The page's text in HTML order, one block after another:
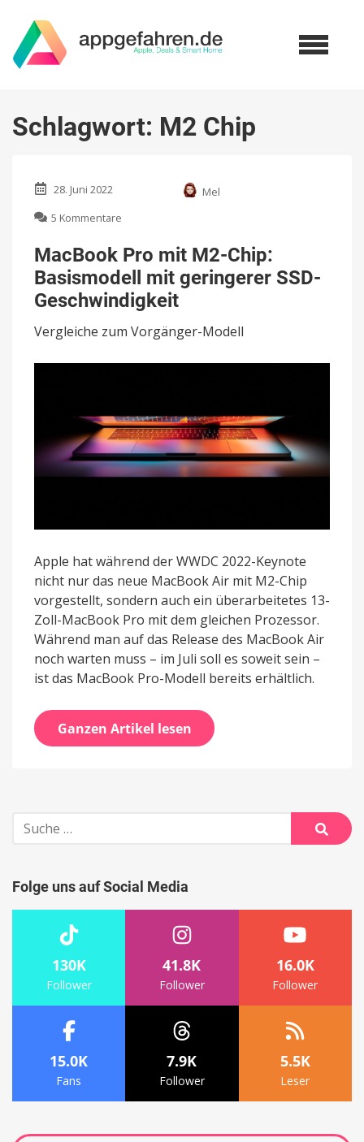
Schlagwort: M2 Chip
28. Juni 2022
Mel
5 Kommentare
Pro
mit
M2-
Chip:
Basismodell
mit
geringerer
MacBook Pro mit M2-Chip:
Basismodell mit geringerer SSD-
Geschwindigkeit
Vergleiche zum Vorgänger-Modell
Apple hat während der WWDC 2022-Keynote
nicht nur das neue MacBook Air mit M2-Chip
vorgestellt, sondern auch ein überarbeitetes 13-
Zoll-MacBook Pro mit dem gleichen Prozessor.
Während man auf das Release des MacBook Air
noch warten muss – im Juli soll es soweit sein –
ist das MacBook Pro-Modell bereits erhältlich.
Ganzen Artikel lesen
Suche
nach:
Suche
Folge uns auf Social Media
130K
Follower
41.8K
Follower
16.0K
Follower
15.0K
Fans
7.9K
Follower
5.5K
Leser